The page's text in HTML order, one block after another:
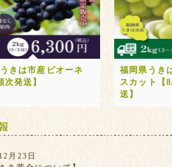
きは市産ピオーネ
次発送】
福岡県うき
スカット【
送】
月23日